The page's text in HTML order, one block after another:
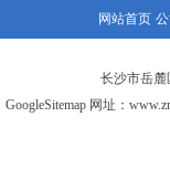
网站首页
长沙市岳麓
GoogleSitemap 网址：